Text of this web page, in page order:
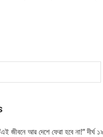
আর দেশে ফেরা হবে না!” দীর্ঘ